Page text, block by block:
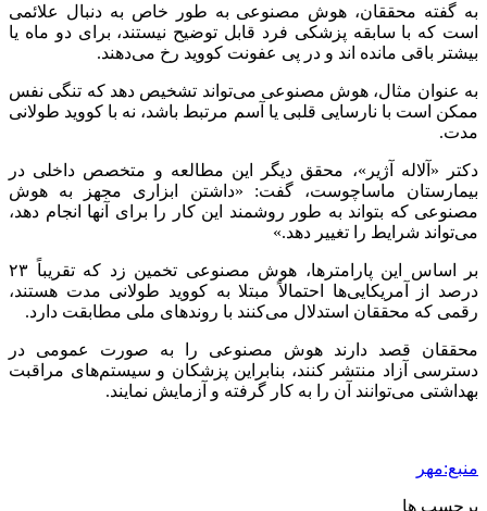
به گفته محققان، هوش مصنوعی به طور خاص به دنبال علائمی
است که با سابقه پزشکی فرد قابل توضیح نیستند، برای دو ماه یا
بیشتر باقی مانده اند و در پی عفونت کووید رخ می‌دهند.
به عنوان مثال، هوش مصنوعی می‌تواند تشخیص دهد که تنگی نفس
ممکن است با نارسایی قلبی یا آسم مرتبط باشد، نه با کووید طولانی
مدت.
دکتر «آلاله آژیر»، محقق دیگر این مطالعه و متخصص داخلی در
بیمارستان ماساچوست، گفت: «داشتن ابزاری مجهز به هوش
مصنوعی که بتواند به طور روشمند این کار را برای آنها انجام دهد،
می‌تواند شرایط را تغییر دهد.»
بر اساس این پارامترها، هوش مصنوعی تخمین زد که تقریباً ۲۳
درصد از آمریکایی‌ها احتمالاً مبتلا به کووید طولانی مدت هستند،
رقمی که محققان استدلال می‌کنند با روندهای ملی مطابقت دارد.
محققان قصد دارند هوش مصنوعی را به صورت عمومی در
دسترسی آزاد منتشر کنند، بنابراین پزشکان و سیستم‌های مراقبت
بهداشتی می‌توانند آن را به کار گرفته و آزمایش نمایند.
منبع:مهر
برچسب ها